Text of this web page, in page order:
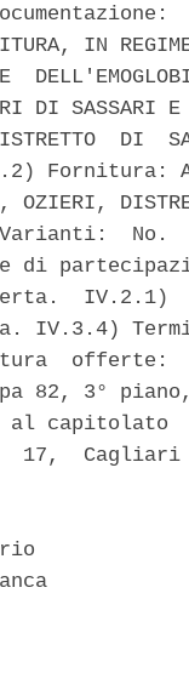
IN REGIME
DI
DI
OZIERI,
Varianti:
di
IV.2.1)
IV.3.4)
offerte:
82, 3° piano,
al
17,